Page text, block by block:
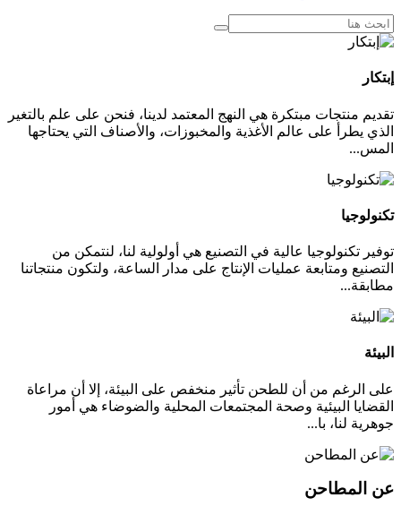
إبتكار
تقديم منتجات مبتكرة هي النهج المعتمد لدينا، فنحن على علم بالتغير
الذي يطرأ على عالم الأغذية والمخبوزات، والأصناف التي يحتاجها
المس...
تكنولوجيا
توفير تكنولوجيا عالية في التصنيع هي أولولية لنا، لنتمكن من
التصنيع ومتابعة عمليات الإنتاج على مدار الساعة، ولتكون منتجاتنا
مطابقة...
البيئة
على الرغم من أن للطحن تأثير منخفص على البيئة، إلا أن مراعاة
القضايا البيئية وصحة المجتمعات المحلية والضوضاء هي أمور
جوهرية لنا، با...
عن المطاحن